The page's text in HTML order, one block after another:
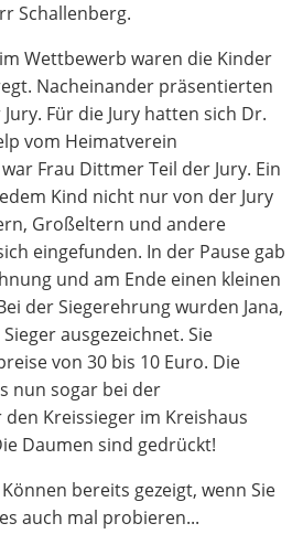
Schallenberg.
Wettbewerb waren die Kinder
Nacheinander präsentierten
Für die Jury hatten sich Dr.
vom Heimatverein
Frau Dittmer Teil der Jury. Ein
Kind nicht nur von der Jury
Großeltern und andere
eingefunden. In der Pause gab
und am Ende einen kleinen
der Siegerehrung wurden Jana,
ausgezeichnet. Sie
von 30 bis 10 Euro. Die
nun sogar bei der
Kreissieger im Kreishaus
Daumen sind gedrückt!
bereits gezeigt, wenn Sie
auch mal probieren...